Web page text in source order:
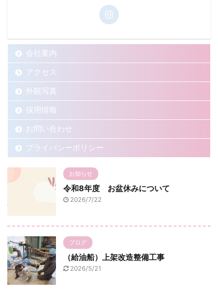
会社案内
アクセス
外観写真
採用情報
お問い合わせ
プライバシーポリシー
お知らせ
令和8年度 お盆休みについて
2026/7/22
ブログ
（給油船）上架改造整備工事
2026/5/21